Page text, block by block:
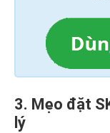
3. Mẹo đặt
lý